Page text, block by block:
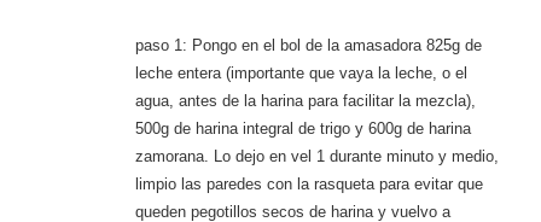
paso 1: Pongo en el bol de la amasadora 825g de
leche entera (importante que vaya la leche, o el
agua, antes de la harina para facilitar la mezcla),
500g de harina integral de trigo y 600g de harina
zamorana. Lo dejo en vel 1 durante minuto y medio,
limpio las paredes con la rasqueta para evitar que
queden pegotillos secos de harina y vuelvo a